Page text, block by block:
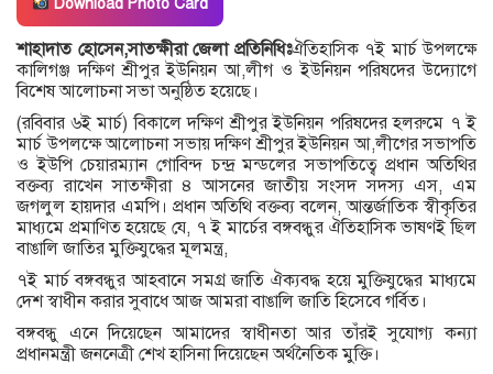
Download Photo Card
শাহাদাত হোসেন,সাতক্ষীরা জেলা প্রতিনিধিঃঐতিহাসিক ৭ই মার্চ উপলক্ষে
কালিগঞ্জ দক্ষিণ শ্রীপুর ইউনিয়ন আ,লীগ ও ইউনিয়ন পরিষদের উদ্যোগে
বিশেষ আলোচনা সভা অনুষ্ঠিত হয়েছে।
(রবিবার ৬ই মার্চ) বিকালে দক্ষিণ শ্রীপুর ইউনিয়ন পরিষদের হলরুমে ৭ ই
মার্চ উপলক্ষে আলোচনা সভায় দক্ষিণ শ্রীপুর ইউনিয়ন আ,লীগের সভাপতি
ও ইউপি চেয়ারম্যান গোবিন্দ চন্দ্র মন্ডলের সভাপতিত্বে প্রধান অতিথির
বক্তব্য রাখেন সাতক্ষীরা ৪ আসনের জাতীয় সংসদ সদস্য এস, এম
জগলুল হায়দার এমপি। প্রধান অতিথি বক্তব্য বলেন, আন্তর্জাতিক স্বীকৃতির
মাধ্যমে প্রমাণিত হয়েছে যে, ৭ ই মার্চের বঙ্গবন্ধুর ঐতিহাসিক ভাষণই ছিল
বাঙালি জাতির মুক্তিযুদ্ধের মূলমন্ত্র,
৭ই মার্চ বঙ্গবন্ধুর আহবানে সমগ্র জাতি ঐক্যবদ্ধ হয়ে মুক্তিযুদ্ধের মাধ্যমে
দেশ স্বাধীন করার সুবাধে আজ আমরা বাঙালি জাতি হিসেবে গর্বিত।
বঙ্গবন্ধু এনে দিয়েছেন আমাদের স্বাধীনতা আর তাঁরই সুযোগ্য কন্যা
প্রধানমন্ত্রী জননেত্রী শেখ হাসিনা দিয়েছেন অর্থনৈতিক মুক্তি।